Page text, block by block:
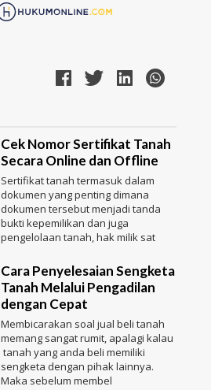
Cek Nomor Sertifikat Tanah
Secara Online dan Offline
Sertifikat tanah termasuk dalam
dokumen yang penting dimana
dokumen tersebut menjadi tanda
bukti kepemilikan dan juga
pengelolaan tanah, hak milik sat
Cara Penyelesaian Sengketa
Tanah Melalui Pengadilan
dengan Cepat
Membicarakan soal jual beli tanah
memang sangat rumit, apalagi kalau
tanah yang anda beli memiliki
sengketa dengan pihak lainnya.
Maka sebelum membel